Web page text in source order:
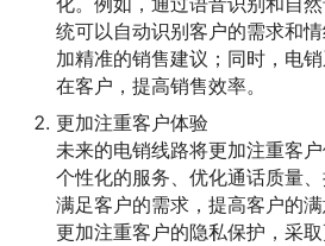
统可以自动识别客户的需求和
加精准的销售建议；同时，电
在客户，提高销售效率。
更加注重客户体验
未来的电销线路将更加注重客
个性化的服务、优化通话质量
满足客户的需求，提高客户的
更加注重客户的隐私保护，采